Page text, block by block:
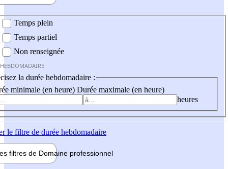
Temps plein
Temps partiel
Non renseignée
la durée hebdomadaire :
minimale (en heure) Durée maximale (en heure)
heures
le filtre de durée hebdomadaire
filtres de Domaine professionnel